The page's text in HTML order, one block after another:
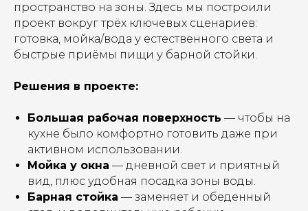
пространство на зоны. Здесь мы построили
проект вокруг трёх ключевых сценариев:
готовка, мойка/вода у естественного света и
быстрые приёмы пищи у барной стойки.
Решения в проекте:
Большая рабочая поверхность — чтобы на
кухне было комфортно готовить даже при
активном использовании.
Мойка у окна — дневной свет и приятный
вид, плюс удобная посадка зоны воды.
Барная стойка — заменяет и обеденный